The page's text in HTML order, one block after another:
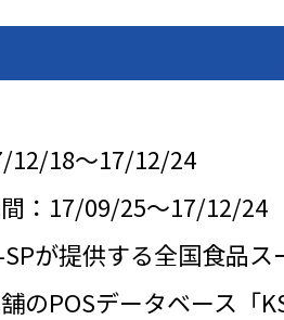
12/18～17/12/24
：17/09/25～17/12/24
が提供する全国食品
のPOSデータベース「